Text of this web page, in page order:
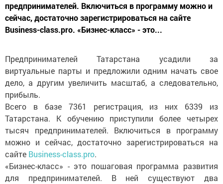
предпринимателей. Включиться в программу можно и
сейчас, достаточно зарегистрироваться на сайте
Business-class.pro. «Бизнес-класс» - это...
Предпринимателей Татарстана усадили за
виртуальные парты и предложили одним начать свое
дело, а другим увеличить масштаб, а следовательно,
прибыль.
Всего в базе 7361 регистрация, из них 6339 из
Татарстана. К обучению приступили более четырех
тысяч предпринимателей. Включиться в программу
можно и сейчас, достаточно зарегистрироваться на
сайте Business-class.pro.
«Бизнес-класс» - это пошаговая программа развития
для предпринимателей. В ней существуют два